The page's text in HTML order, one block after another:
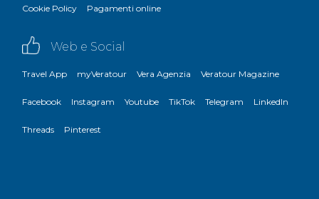
Cookie Policy Pagamenti online
Web e Social
Travel App myVeratour Vera Agenzia Veratour Magazine
Facebook Instagram Youtube TikTok Telegram LinkedIn
Threads Pinterest